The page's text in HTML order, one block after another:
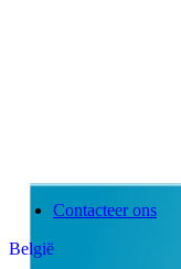
Contacteer ons
België